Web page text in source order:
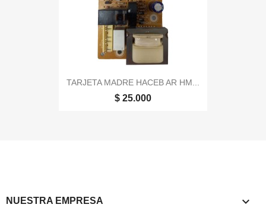
TARJETA MADRE HACEB AR HM...
$ 25.000
NUESTRA EMPRESA 